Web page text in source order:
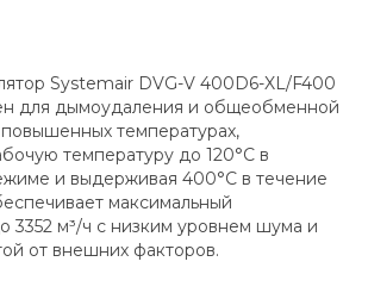
Systemair DVG-V 400D6-XL/F400
для дымоудаления и общеобменной
температурах,
температуру до 120°С в
и выдерживая 400°С в течение
максимальный
3352 м³/ч с низким уровнем шума и
от внешних факторов.